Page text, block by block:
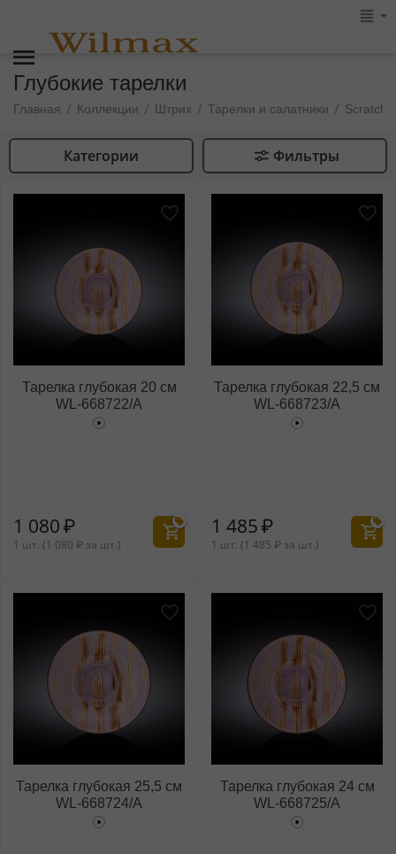
Глубокие тарелки
Главная / Коллекции / Штрих / Тарелки и салатники / Scratch
Категории Фильтры
Тарелка глубокая 20 см
WL‑668722/A
1 080₽
1 шт. (1 080 ₽ за шт.)
Тарелка глубокая 22,5 см
WL‑668723/A
1 485₽
1 шт. (1 485 ₽ за шт.)
Тарелка глубокая 25,5 см
WL‑668724/A
Тарелка глубокая 24 см
WL‑668725/A